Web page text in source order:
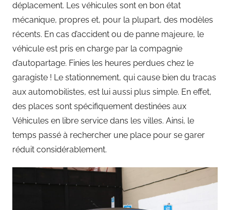
déplacement. Les véhicules sont en bon état
mécanique, propres et, pour la plupart, des modèles
récents. En cas d’accident ou de panne majeure, le
véhicule est pris en charge par la compagnie
d’autopartage. Finies les heures perdues chez le
garagiste ! Le stationnement, qui cause bien du tracas
aux automobilistes, est lui aussi plus simple. En effet,
des places sont spécifiquement destinées aux
Véhicules en libre service dans les villes. Ainsi, le
temps passé à rechercher une place pour se garer
réduit considérablement.